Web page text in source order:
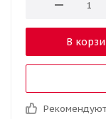
В
Рекомендуют